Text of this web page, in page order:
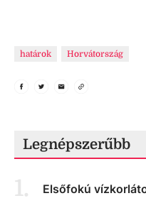
határok Horvátország
Legnépszerűbb
1. Elsőfokú